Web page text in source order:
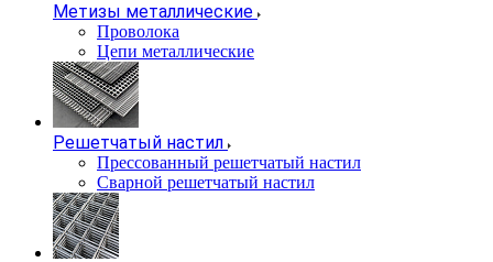
Метизы металлические
Проволока
Цепи металлические
Решетчатый настил
Прессованный решетчатый настил
Сварной решетчатый настил